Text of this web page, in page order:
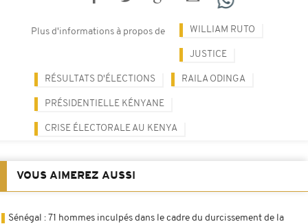
Plus d'informations à propos de WILLIAM RUTO
JUSTICE
RÉSULTATS D'ÉLECTIONS RAILA ODINGA
PRÉSIDENTIELLE KÉNYANE
CRISE ÉLECTORALE AU KENYA
VOUS AIMEREZ AUSSI
Sénégal : 71 hommes inculpés dans le cadre du durcissement de la